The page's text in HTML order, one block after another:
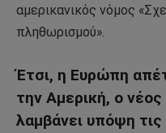
αμερικανικός νόμος
πληθωρισμού».
Έτσι, η Ευρώπη
την Αμερική, ο
λαμβάνει υπόψη